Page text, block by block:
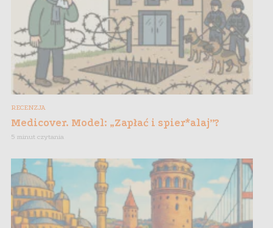
RECENZJA
Medicover. Model: „Zapłać i spier*alaj”?
5 minut czytania